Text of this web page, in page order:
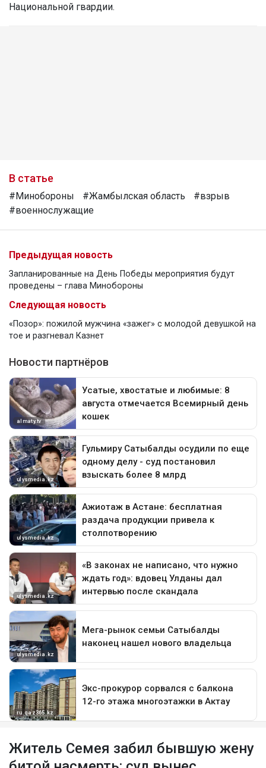
Национальной гвардии.
В статье
#Минобороны #Жамбылская область
#взрыв
#военнослужащие
Предыдущая новость
Запланированные на День Победы мероприятия будут
проведены – глава Минобороны
Следующая новость
«Позор»: пожилой мужчина «зажег» с молодой девушкой на
тое и разгневал Казнет
Житель Семея забил бывшую жену